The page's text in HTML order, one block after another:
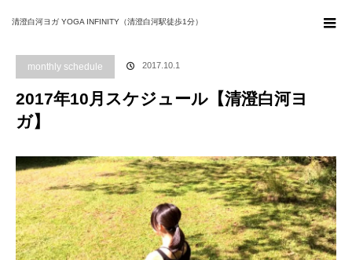
清澄白河ヨガ YOGA INFINITY（清澄白河駅徒歩1分）
ブログ
monthly schedule 2017年10月スケジュール【清澄白河ヨ
monthly schedule 2017.10.1
2017年10月スケジュール【清澄白河ヨ
ガ】